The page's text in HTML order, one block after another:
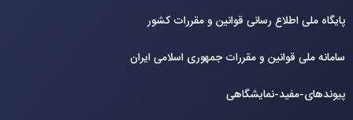
پایگاه ملی اطلاع رسانی قوانین و مقررات کشور
سامانه ملی قوانین و مقررات جمهوری اسلامی ایران
پیوندهای-مفید-نمایشگاهی